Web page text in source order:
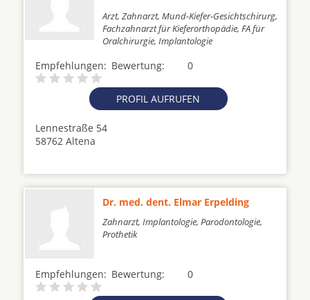
Arzt, Zahnarzt, Mund-Kiefer-Gesichtschirurg,
Fachzahnarzt für Kieferorthopädie, FA für
Oralchirurgie, Implantologie
Empfehlungen: 0
Bewertung:
PROFIL AUFRUFEN
Lennestraße 54
58762 Altena
Dr. med. dent. Elmar Erpelding
Zahnarzt, Implantologie, Parodontologie,
Prothetik
Empfehlungen: 0
Bewertung: